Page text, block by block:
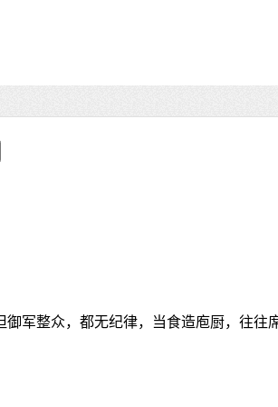
御军整众，都无纪律，当食造庖厨，往往